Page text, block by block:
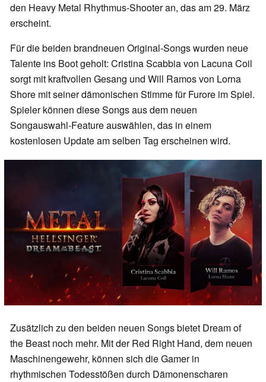
den Heavy Metal Rhythmus-Shooter an, das am 29. März
erscheint.
Für die beiden brandneuen Original-Songs wurden neue
Talente ins Boot geholt: Cristina Scabbia von Lacuna Coil
sorgt mit kraftvollen Gesang und Will Ramos von Lorna
Shore mit seiner dämonischen Stimme für Furore im Spiel.
Spieler können diese Songs aus dem neuen
Songauswahl-Feature auswählen, das in einem
kostenlosen Update am selben Tag erscheinen wird.
Zusätzlich zu den beiden neuen Songs bietet Dream of
the Beast noch mehr. Mit der Red Right Hand, dem neuen
Maschinengewehr, können sich die Gamer in
rhythmischen Todesstößen durch Dämonenscharen